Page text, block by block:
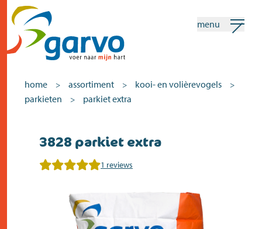
home
het hart
assortiment
winkels
menu
home > assortiment > kooi- en volièrevogels >
parkieten > parkiet extra
3828 parkiet extra
1 reviews